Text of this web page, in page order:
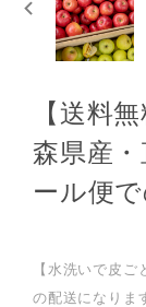
【送料
森県産
ール便
【水洗いで皮
の配送になりま